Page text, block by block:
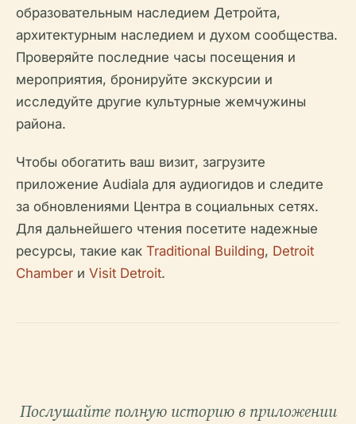
образовательным наследием Детройта,
архитектурным наследием и духом сообщества.
Проверяйте последние часы посещения и
мероприятия, бронируйте экскурсии и
исследуйте другие культурные жемчужины
района.
Чтобы обогатить ваш визит, загрузите
приложение Audiala для аудиогидов и следите
за обновлениями Центра в социальных сетях.
Для дальнейшего чтения посетите надежные
ресурсы, такие как Traditional Building, Detroit
Chamber и Visit Detroit.
Послушайте полную историю в приложении